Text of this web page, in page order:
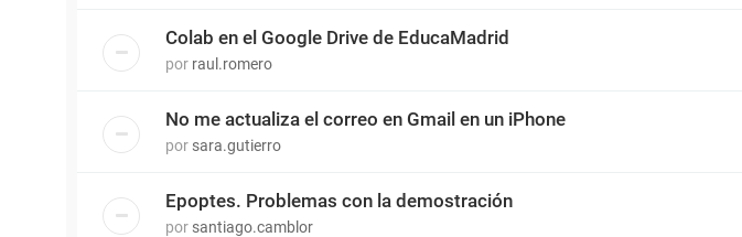
Colab en el Google Drive de EducaMadrid
por raul.romero
No me actualiza el correo en Gmail en un iPhone
por sara.gutierro
Epoptes. Problemas con la demostración
por santiago.camblor